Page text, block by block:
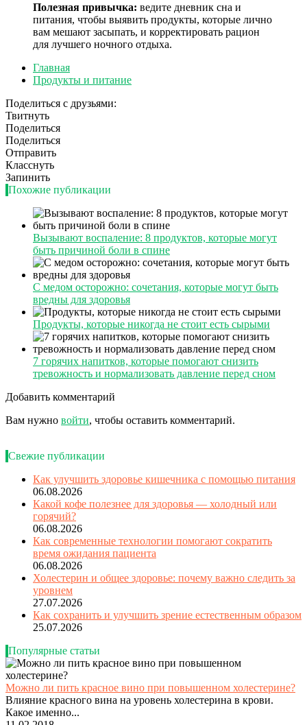
Полезная привычка: ведите дневник сна и
питания, чтобы выявить продукты, которые лично
вам мешают засыпать, и корректировать рацион
для лучшего ночного отдыха.
Главная
Продукты и питание
Поделиться с друзьями:
Твитнуть
Поделиться
Поделиться
Отправить
Класснуть
Запинить
Похожие публикации
Вызывают воспаление: 8 продуктов, которые могут
быть причиной боли в спине
С медом осторожно: сочетания, которые могут быть
вредны для здоровья
Продукты, которые никогда не стоит есть сырыми
7 горячих напитков, которые помогают снизить
тревожность и нормализовать давление перед сном
Добавить комментарий
Вам нужно войти, чтобы оставить комментарий.
Свежие публикации
Как улучшить здоровье кишечника с помощью питания
06.08.2026
Какой кофе полезнее для здоровья — холодный или
горячий?
06.08.2026
Как современные технологии помогают сократить
время ожидания пациента
06.08.2026
Холестерин и общее здоровье: почему важно следить за
уровнем
27.07.2026
Как сохранить и улучшить зрение естественным образом
25.07.2026
Популярные статьи
Можно ли пить красное вино при повышенном холестерине?
Влияние красного вина на уровень холестерина в крови.
Какое именно...